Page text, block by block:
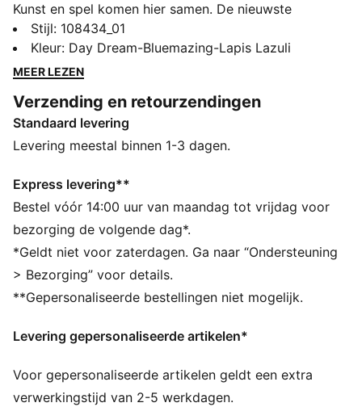
Kunst en spel komen hier samen. De nieuwste
samenwerking van PUMA en KidSuper brengt
zelfexpressie naar het veld. Met FUZIONFIT³ voor een
pasvorm als een tweede huid, GripControl Pro voor
soepele bewegingen. Laat je creativiteit de vrije loop
en domineer het spel.
ALLE INS EN OUTS
minstens 20% gerecyclede materialen
PWRTAPE: Gerichte versteviging van de bovenwerk
voor ondersteuning en duurzaamheid
FLEXGILITY: Met zijn circulaire noppenindeling en
samenstelling met dubbele dichtheid is de buitenzool
ontworpen voor snelle draaien en wendbare
bewegingen van 360 graden, die nodig zijn om de
DETAILS
technologie
Fuzionpods op het bovenwerk beschermen de voet
Stijl: 108434_01
Kleur: Day Dream-Bluemazing-Lapis Lazuli
MEER LEZEN
Verzending en retourzendingen
Standaard levering
Levering meestal binnen 1-3 dagen.
Express levering**
Bestel vóór 14:00 uur van maandag tot vrijdag voor
bezorging de volgende dag*.
*Geldt niet voor zaterdagen. Ga naar “Ondersteuning
> Bezorging” voor details.
**Gepersonaliseerde bestellingen niet mogelijk.
Levering gepersonaliseerde artikelen*
Voor gepersonaliseerde artikelen geldt een extra
verwerkingstijd van 2-5 werkdagen.